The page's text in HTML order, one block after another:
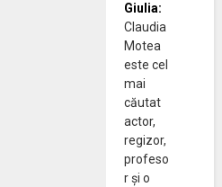
Giulia:
Claudia
Motea
este cel
mai
căutat
actor,
regizor,
profeso
r și o